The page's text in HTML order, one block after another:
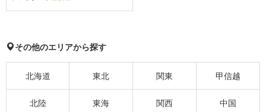
その他のエリアから探す
北海道 東北 関東 甲信越
北陸 東海 関西 中国